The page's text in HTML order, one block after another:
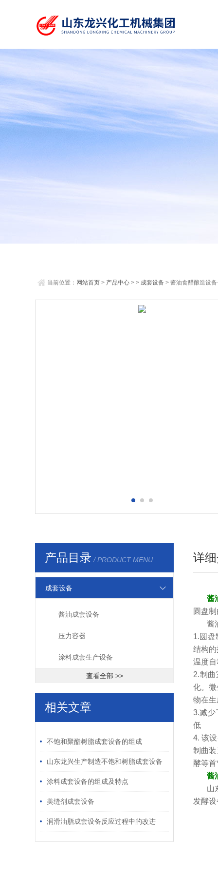
当前位置： 网站首页 > 产品中心 > > 成套设备 > 酱油食醋酿造设
产品目录 / PRODUCT MENU
成套设备
酱油成套设备
压力容器
涂料成套生产设备
查看全部 >>
相关文章
不饱和聚酯树脂成套设备的组成
山东龙兴生产制造不饱和树脂成套设备
涂料成套设备的组成及特点
美缝剂成套设备
润滑油脂成套设备反应过程中的改进
详
酱
圆盘
酱
1.圆盘
结构
温度
2.制
化。
物在
3.减少
低
4. 该
制曲
酵等
酱
山
发酵